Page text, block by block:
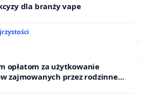
dla branży vape
opłatom za użytkowanie
zajmowanych przez rodzinne